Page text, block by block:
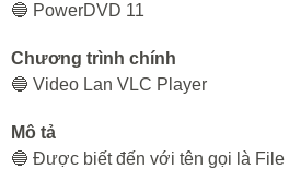
🔵 PowerDVD 11
Chương trình chính
🔵 Video Lan VLC Player
Mô tả
🔵 Được biết đến với tên gọi là